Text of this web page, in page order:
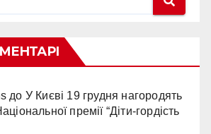
до У Києві 19 грудня нагородять
премії “Діти-гордість